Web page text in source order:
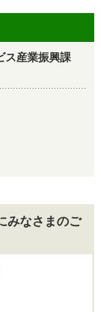
ス産業振興課
みなさまのご